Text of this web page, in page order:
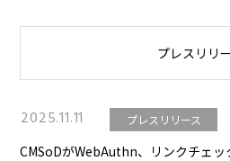
プレスリリ
2025.11.11 プレスリリース
CMSoDがWebAuthn、リンクチェ